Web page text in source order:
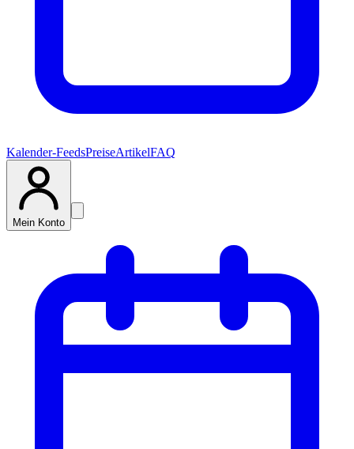
Kalender-FeedsPreiseArtikelFAQ
Mein Konto